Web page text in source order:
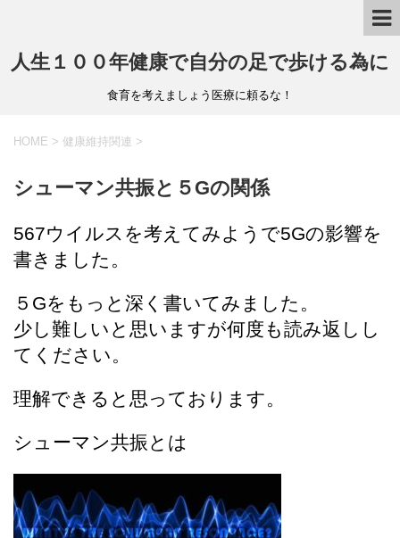
人生１００年健康で自分の足で歩ける為に
食育を考えましょう医療に頼るな！
HOME > 健康維持関連 >
シューマン共振と５Gの関係
567ウイルスを考えてみようで5Gの影響を
書きました。
５Gをもっと深く書いてみました。
少し難しいと思いますが何度も読み返しし
てください。
理解できると思っております。
シューマン共振とは